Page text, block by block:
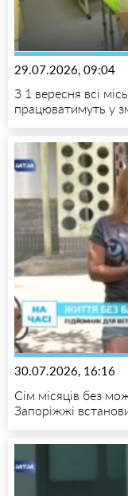
29.07.2026, 09:04
З 1 вересня всі
працюватимуть у
30.07.2026, 16:16
Сім місяців без
Запоріжжі